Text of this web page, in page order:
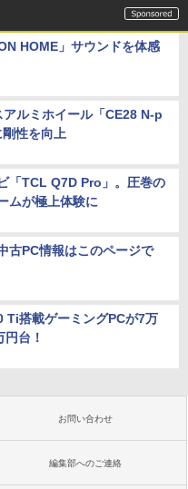
HOME」サウンドを体感
アルミホイール「CE28 N-p
性を向上
「TCL Q7D Pro」。圧巻の
ムが極上体験に
古PC情報はこのページで
Ti搭載ゲーミングPCが7万
台！
お問い合わせ
編集部へのご連絡